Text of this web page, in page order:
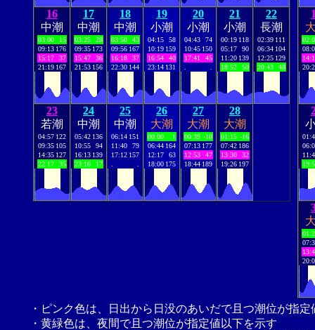
16
中潮
03:00
15
09:13 176
15:17
37
21:19 167
17
中潮
03:25
28
09:35 173
15:47
36
21:53 156
18
中潮
03:50
43
09:56 167
16:18
37
22:30 144
19
小潮
04:15
58
10:19 159
16:54
40
23:14 131
20
小潮
04:43
74
10:45 150
17:41
45
21
小潮
00:19 118
05:17
90
11:20 139
18:52
50
22
長潮
02:39 111
06:34 104
12:25 129
20:43
48
23
若潮
04:57 122
09:35 105
14:35 127
22:17
35
24
中潮
05:42 136
10:55
94
16:13 139
23:16
17
25
中潮
06:14 151
11:40
79
17:12 157
26
大潮
00:00
1
06:44 164
12:17
63
18:00 175
27
大潮
00:39 -10
07:13 177
12:53
47
18:44 189
28
大潮
01:15 -16
07:42 186
13:30
32
19:26 197
・ピンク色は、日出から日没のあいだで且つ潮位が指
・黄緑色は、夜間で且つ潮位が指定値以下を示す